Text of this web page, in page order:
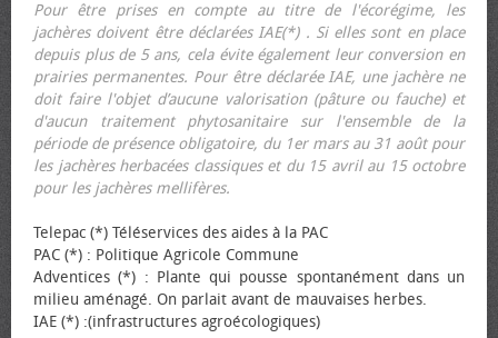
Pour être prises en compte au titre de l'écorégime, les
jachères doivent être déclarées IAE(*) . Si elles sont en place
depuis plus de 5 ans, cela évite également leur conversion en
prairies permanentes. Pour être déclarée IAE, une jachère ne
doit faire l'objet d’aucune valorisation (pâture ou fauche) et
d'aucun traitement phytosanitaire sur l'ensemble de la
période de présence obligatoire, du 1er mars au 31 août pour
les jachères herbacées classiques et du 15 avril au 15 octobre
pour les jachères mellifères.
Telepac (*) Téléservices des aides à la PAC
PAC (*) : Politique Agricole Commune
Adventices (*) : Plante qui pousse spontanément dans un
milieu aménagé. On parlait avant de mauvaises herbes.
IAE (*) :(infrastructures agroécologiques)